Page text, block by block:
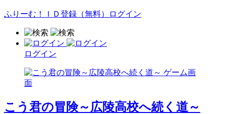
ふりーむ！ＩＤ登録（無料） ログイン
ログイン
こう君の冒険～広陵高校へ続く道～